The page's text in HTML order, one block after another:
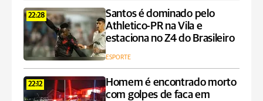
22:28
Santos é dominado pelo
Athletico-PR na Vila e
estaciona no Z4 do Brasileiro
ESPORTE
22:12
Homem é encontrado morto
com golpes de faca em